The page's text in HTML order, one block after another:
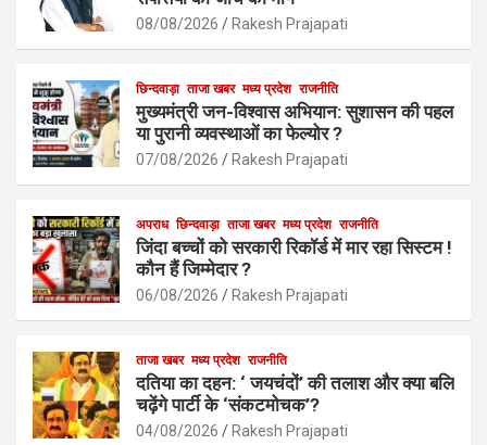
o
k
p
08/08/2026 Rakesh Prajapati
छिन्दवाड़ा ताजा खबर मध्य प्रदेश राजनीति
मुख्यमंत्री जन-विश्वास अभियान: सुशासन की पहल
या पुरानी व्यवस्थाओं का फेल्योर ?
07/08/2026 Rakesh Prajapati
अपराध छिन्दवाड़ा ताजा खबर मध्य प्रदेश राजनीति
जिंदा बच्चों को सरकारी रिकॉर्ड में मार रहा सिस्टम !
कौन हैं जिम्मेदार ?
06/08/2026 Rakesh Prajapati
ताजा खबर मध्य प्रदेश राजनीति
दतिया का दहन: ‘ जयचंदों’ की तलाश और क्या बलि
चढ़ेंगे पार्टी के ‘संकटमोचक’?
04/08/2026 Rakesh Prajapati